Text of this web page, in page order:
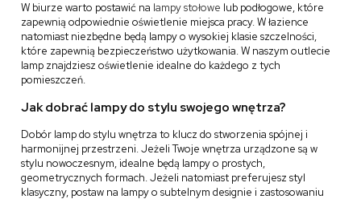
W biurze warto postawić na lampy stołowe lub podłogowe, które
zapewnią odpowiednie oświetlenie miejsca pracy. W łazience
natomiast niezbędne będą lampy o wysokiej klasie szczelności,
które zapewnią bezpieczeństwo użytkowania. W naszym outlecie
lamp znajdziesz oświetlenie idealne do każdego z tych
pomieszczeń.
Jak dobrać lampy do stylu swojego wnętrza?
Dobór lamp do stylu wnętrza to klucz do stworzenia spójnej i
harmonijnej przestrzeni. Jeżeli Twoje wnętrza urządzone są w
stylu nowoczesnym, idealne będą lampy o prostych,
geometrycznych formach. Jeżeli natomiast preferujesz styl
klasyczny, postaw na lampy o subtelnym designie i zastosowaniu